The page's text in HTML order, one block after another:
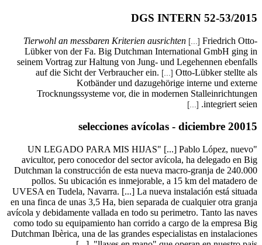
seinem
auf
"UN
UVESA
en una
avícola y
como